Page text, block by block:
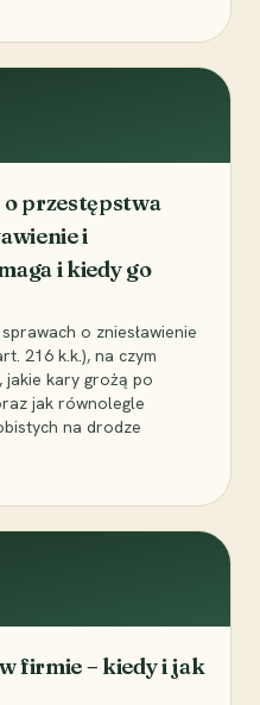
przestępstwa
i
i kiedy go
o zniesławienie
216 k.k.), na czym
kary grożą po
jak równolegle
na drodze
firmie – kiedy i jak